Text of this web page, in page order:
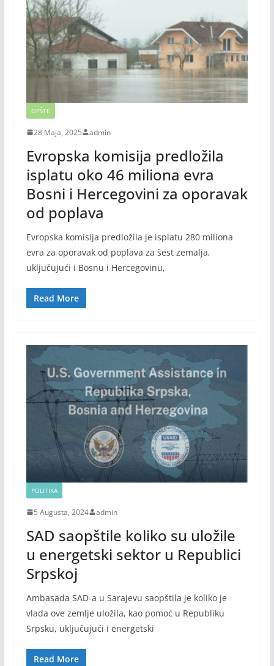
OPŠTE
28 Maja, 2025 admin
Evropska komisija predložila
isplatu oko 46 miliona evra
Bosni i Hercegovini za oporavak
od poplava
Evropska komisija predložila je isplatu 280 miliona
evra za oporavak od poplava za šest zemalja,
uključujući i Bosnu i Hercegovinu,
Read More
POLITIKA
5 Augusta, 2024 admin
SAD saopštile koliko su uložile
u energetski sektor u Republici
Srpskoj
Ambasada SAD-a u Sarajevu saopštila je koliko je
vlada ove zemlje uložila, kao pomoć u Republiku
Srpsku, uključujući i energetski
Read More